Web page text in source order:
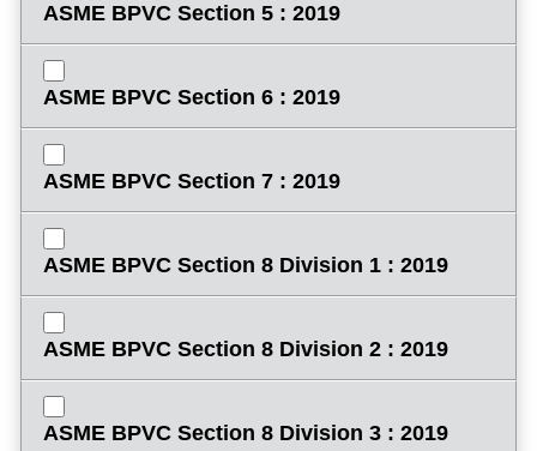
ASME BPVC Section 5 : 2019
ASME BPVC Section 6 : 2019
ASME BPVC Section 7 : 2019
ASME BPVC Section 8 Division 1 : 2019
ASME BPVC Section 8 Division 2 : 2019
ASME BPVC Section 8 Division 3 : 2019